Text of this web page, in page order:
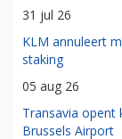
31 jul 26
KLM annuleert
staking
05 aug 26
Transavia opent
Brussels Airport